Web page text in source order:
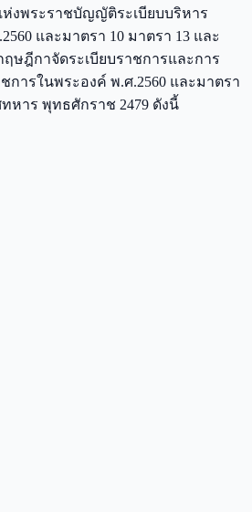
ห่งพระราชบัญญัติระเบียบบริหาร
และมาตรา 10 มาตรา 13 และ
ษฎีกาจัดระเบียบราชการและการ
ารในพระองค์ พ.ศ.2560 และมาตรา
หาร พุทธศักราช 2479 ดังนี้